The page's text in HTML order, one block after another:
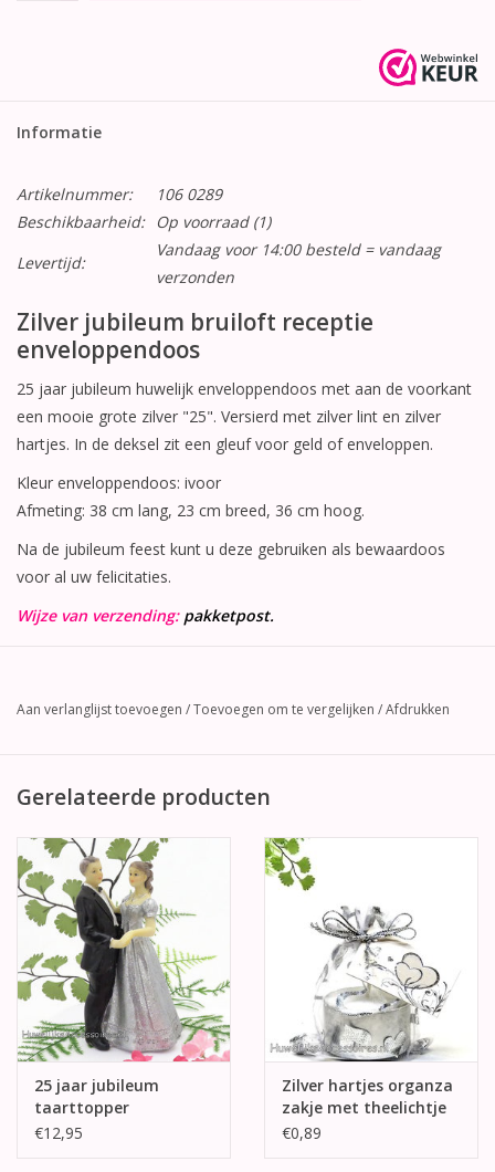
Informatie
Artikelnummer:
106 0289
Beschikbaarheid:
Op voorraad(1)
Levertijd:
Vandaag voor 14:00 besteld = vandaag
verzonden
Zilver jubileum bruiloft receptie
enveloppendoos
25 jaar jubileum huwelijk enveloppendoos met aan de voorkant
een mooie grote zilver "25". Versierd met zilver lint en zilver
hartjes. In de deksel zit een gleuf voor geld of enveloppen.
Kleur enveloppendoos: ivoor
Afmeting: 38 cm lang, 23 cm breed, 36 cm hoog.
Na de jubileum feest kunt u deze gebruiken als bewaardoos
voor al uw felicitaties.
Wijze van verzending: pakketpost.
Aan verlanglijst toevoegen /Toevoegen om te vergelijken /Afdrukken
Gerelateerde producten
25 jaar jubileum
taarttopper
€12,95
Zilver hartjes organza
zakje met theelichtje
€0,89